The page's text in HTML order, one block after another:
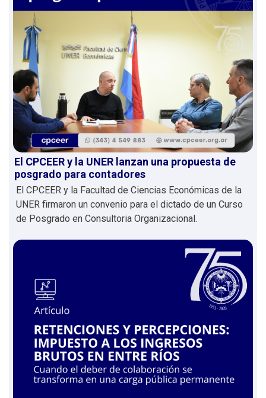
El CPCEER y la UNER lanzan una propuesta de
posgrado para contadores
El CPCEER y la Facultad de Ciencias Económicas de la
UNER firmaron un convenio para el dictado de un Curso
de Posgrado en Consultoria Organizacional.